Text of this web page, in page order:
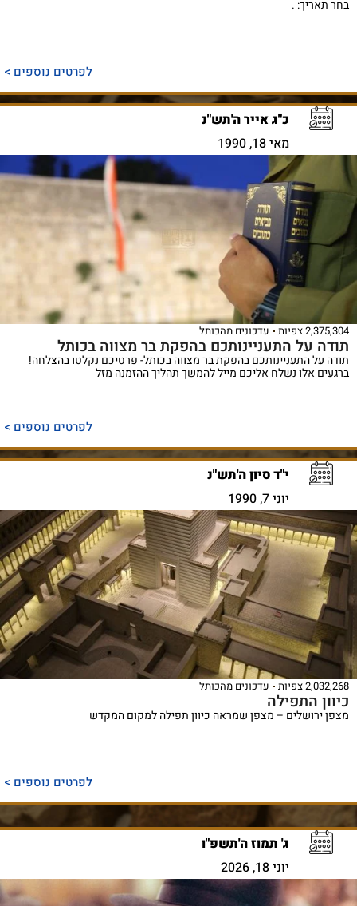
בחר תאריך: .
לפרטים נוספים >
כ"ג אייר ה'תש"נ
מאי 18, 1990
2,375,304 צפיות עדכונים מהכותל
תודה על התעניינותכם בהפקת בר מצווה בכותל
תודה על התעניינותכם בהפקת בר מצווה בכותל- פרטיכם נקלטו בהצלחה!
ברגעים אלו נשלח אליכם מייל להמשך תהליך ההזמנה מזל
לפרטים נוספים >
י"ד סיון ה'תש"נ
יוני 7, 1990
2,032,268 צפיות עדכונים מהכותל
כיוון התפילה
מצפן ירושלים – מצפן שמראה כיוון תפילה למקום המקדש
לפרטים נוספים >
ג' תמוז ה'תשפ"ו
יוני 18, 2026